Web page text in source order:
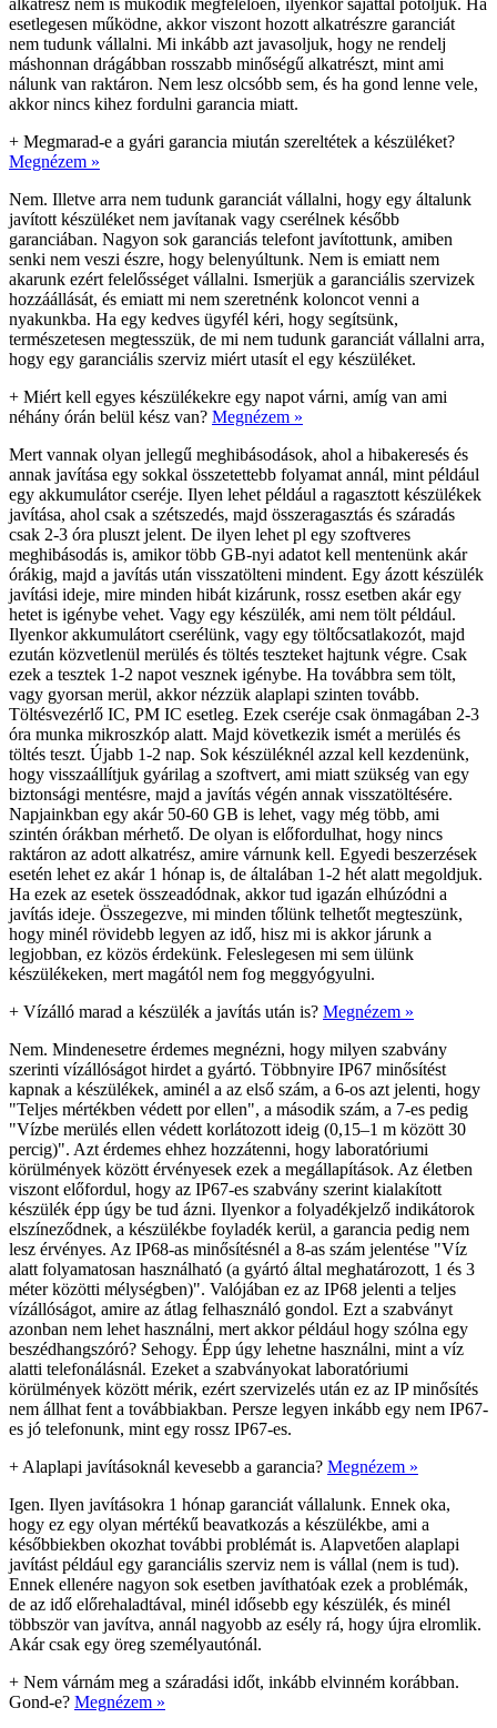
esetlegesen működne, akkor viszont hozott alkatrészre garanciát
nem tudunk vállalni. Mi inkább azt javasoljuk, hogy ne rendelj
máshonnan drágábban rosszabb minőségű alkatrészt, mint ami
nálunk van raktáron. Nem lesz olcsóbb sem, és ha gond lenne vele,
akkor nincs kihez fordulni garancia miatt.
+ Megmarad-e a gyári garancia miután szereltétek a készüléket?
Megnézem »
Nem. Illetve arra nem tudunk garanciát vállalni, hogy egy általunk
javított készüléket nem javítanak vagy cserélnek később
garanciában. Nagyon sok garanciás telefont javítottunk, amiben
senki nem veszi észre, hogy belenyúltunk. Nem is emiatt nem
akarunk ezért felelősséget vállalni. Ismerjük a garanciális szervizek
hozzáállását, és emiatt mi nem szeretnénk koloncot venni a
nyakunkba. Ha egy kedves ügyfél kéri, hogy segítsünk,
természetesen megtesszük, de mi nem tudunk garanciát vállalni arra,
hogy egy garanciális szerviz miért utasít el egy készüléket.
+ Miért kell egyes készülékekre egy napot várni, amíg van ami
néhány órán belül kész van? Megnézem »
Mert vannak olyan jellegű meghibásodások, ahol a hibakeresés és
annak javítása egy sokkal összetettebb folyamat annál, mint például
egy akkumulátor cseréje. Ilyen lehet például a ragasztott készülékek
javítása, ahol csak a szétszedés, majd összeragasztás és száradás
csak 2-3 óra pluszt jelent. De ilyen lehet pl egy szoftveres
meghibásodás is, amikor több GB-nyi adatot kell mentenünk akár
órákig, majd a javítás után visszatölteni mindent. Egy ázott készülék
javítási ideje, mire minden hibát kizárunk, rossz esetben akár egy
hetet is igénybe vehet. Vagy egy készülék, ami nem tölt például.
Ilyenkor akkumulátort cserélünk, vagy egy töltőcsatlakozót, majd
ezután közvetlenül merülés és töltés teszteket hajtunk végre. Csak
ezek a tesztek 1-2 napot vesznek igénybe. Ha továbbra sem tölt,
vagy gyorsan merül, akkor nézzük alaplapi szinten tovább.
Töltésvezérlő IC, PM IC esetleg. Ezek cseréje csak önmagában 2-3
óra munka mikroszkóp alatt. Majd következik ismét a merülés és
töltés teszt. Újabb 1-2 nap. Sok készüléknél azzal kell kezdenünk,
hogy visszaállítjuk gyárilag a szoftvert, ami miatt szükség van egy
biztonsági mentésre, majd a javítás végén annak visszatöltésére.
Napjainkban egy akár 50-60 GB is lehet, vagy még több, ami
szintén órákban mérhető. De olyan is előfordulhat, hogy nincs
raktáron az adott alkatrész, amire várnunk kell. Egyedi beszerzések
esetén lehet ez akár 1 hónap is, de általában 1-2 hét alatt megoldjuk.
Ha ezek az esetek összeadódnak, akkor tud igazán elhúzódni a
javítás ideje. Összegezve, mi minden tőlünk telhetőt megteszünk,
hogy minél rövidebb legyen az idő, hisz mi is akkor járunk a
legjobban, ez közös érdekünk. Feleslegesen mi sem ülünk
készülékeken, mert magától nem fog meggyógyulni.
+ Vízálló marad a készülék a javítás után is? Megnézem »
Nem. Mindenesetre érdemes megnézni, hogy milyen szabvány
szerinti vízállóságot hirdet a gyártó. Többnyire IP67 minősítést
kapnak a készülékek, aminél a az első szám, a 6-os azt jelenti, hogy
"Teljes mértékben védett por ellen", a második szám, a 7-es pedig
"Vízbe merülés ellen védett korlátozott ideig (0,15–1 m között 30
percig)". Azt érdemes ehhez hozzátenni, hogy laboratóriumi
körülmények között érvényesek ezek a megállapítások. Az életben
viszont előfordul, hogy az IP67-es szabvány szerint kialakított
készülék épp úgy be tud ázni. Ilyenkor a folyadékjelző indikátorok
elszíneződnek, a készülékbe foyladék kerül, a garancia pedig nem
lesz érvényes. Az IP68-as minősítésnél a 8-as szám jelentése "Víz
alatt folyamatosan használható (a gyártó által meghatározott, 1 és 3
méter közötti mélységben)". Valójában ez az IP68 jelenti a teljes
vízállóságot, amire az átlag felhasználó gondol. Ezt a szabványt
azonban nem lehet használni, mert akkor például hogy szólna egy
beszédhangszóró? Sehogy. Épp úgy lehetne használni, mint a víz
alatti telefonálásnál. Ezeket a szabványokat laboratóriumi
körülmények között mérik, ezért szervizelés után ez az IP minősítés
nem állhat fent a továbbiakban. Persze legyen inkább egy nem IP67-
es jó telefonunk, mint egy rossz IP67-es.
+ Alaplapi javításoknál kevesebb a garancia? Megnézem »
Igen. Ilyen javításokra 1 hónap garanciát vállalunk. Ennek oka,
hogy ez egy olyan mértékű beavatkozás a készülékbe, ami a
későbbiekben okozhat további problémát is. Alapvetően alaplapi
javítást például egy garanciális szerviz nem is vállal (nem is tud).
Ennek ellenére nagyon sok esetben javíthatóak ezek a problémák,
de az idő előrehaladtával, minél idősebb egy készülék, és minél
többször van javítva, annál nagyobb az esély rá, hogy újra elromlik.
Akár csak egy öreg személyautónál.
+ Nem várnám meg a száradási időt, inkább elvinném korábban.
Gond-e? Megnézem »